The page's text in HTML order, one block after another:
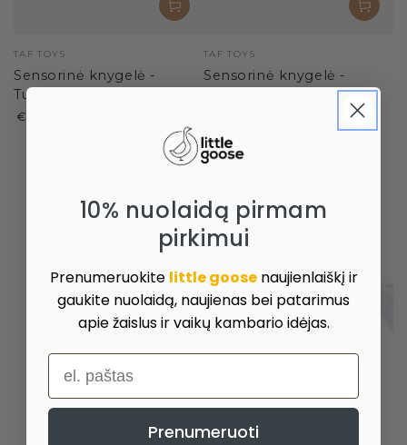
Pardavėjas:
TAF TOYS
Sensorinė knygelė -
Tummy-time
Paprasta
€
Pardavėjas:
TAF TOYS
Sensorinė knygelė -
10% nuolaidą pirmam
pirkimui
Prenumeruokite little goosenaujienlaiškį ir
gaukite nuolaidą, naujienas bei patarimus
apie žaislus ir vaikų kambario idėjas.
el. paštas
Prenumeruoti